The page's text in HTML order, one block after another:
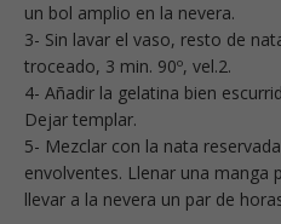
un bol amplio en la nevera.
3- Sin lavar el vaso, resto de
troceado, 3 min. 90º, vel.2.
4- Añadir la gelatina bien
Dejar templar.
5- Mezclar con la nata
envolventes. Llenar una manga
llevar a la nevera un par de